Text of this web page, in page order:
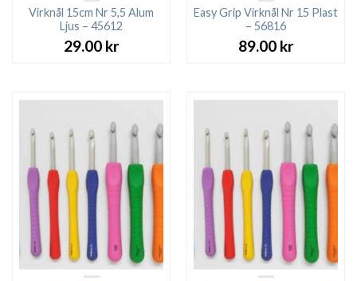
Virknål 15cm Nr 5,5 Alum
Ljus – 45612
29.00 kr
Easy Grip Virknål Nr 15 Plast
– 56816
89.00 kr